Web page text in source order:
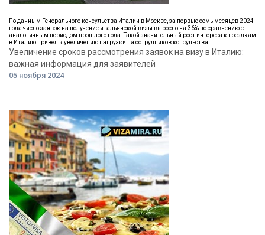
По данным Генерального консульства Италии в Москве, за первые семь месяцев 2024
года число заявок на получение итальянской визы выросло на 36% по сравнению с
аналогичным периодом прошлого года. Такой значительный рост интереса к поездкам
в Италию привел к увеличению нагрузки на сотрудников консульства.
Увеличение сроков рассмотрения заявок на визу в Италию:
важная информация для заявителей
05 ноября 2024